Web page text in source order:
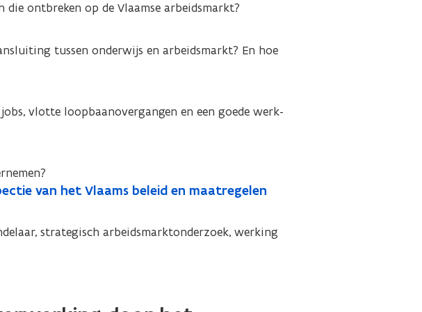
ontbreken op de Vlaamse arbeidsmarkt?
tussen onderwijs en arbeidsmarkt? En hoe
vlotte loopbaanovergangen en een goede werk-
van het Vlaams beleid en maatregelen
strategisch arbeidsmarktonderzoek, werking